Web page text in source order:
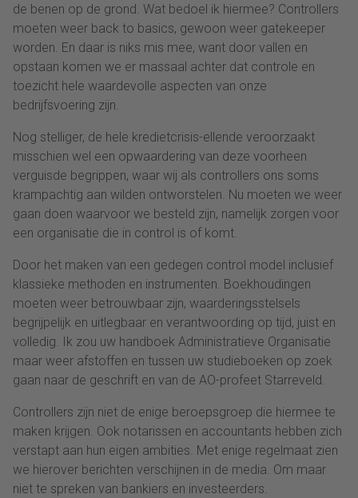
de benen op de grond. Wat bedoel ik hiermee? Controllers
moeten weer back to basics, gewoon weer gatekeeper
worden. En daar is niks mis mee, want door vallen en
opstaan komen we er massaal achter dat controle en
toezicht hele waardevolle aspecten van onze
bedrijfsvoering zijn.
Nog stelliger, de hele kredietcrisis-ellende veroorzaakt
misschien wel een opwaardering van deze voorheen
verguisde begrippen, waar wij als controllers ons soms
krampachtig aan wilden ontworstelen. Nu moeten we weer
gaan doen waarvoor we besteld zijn, namelijk zorgen voor
een organisatie die in control is of komt.
Door het maken van een gedegen control model inclusief
klassieke methoden en instrumenten. Boekhoudingen
moeten weer betrouwbaar zijn, waarderingsstelsels
begrijpelijk en uitlegbaar en verantwoording op tijd, juist en
volledig. Ik zou uw handboek Administratieve Organisatie
maar weer afstoffen en tussen uw studieboeken op zoek
gaan naar de geschrift en van de AO-profeet Starreveld.
Controllers zijn niet de enige beroepsgroep die hiermee te
maken krijgen. Ook notarissen en accountants hebben zich
verstapt aan hun eigen ambities. Met enige regelmaat zien
we hierover berichten verschijnen in de media. Om maar
niet te spreken van bankiers en investeerders.